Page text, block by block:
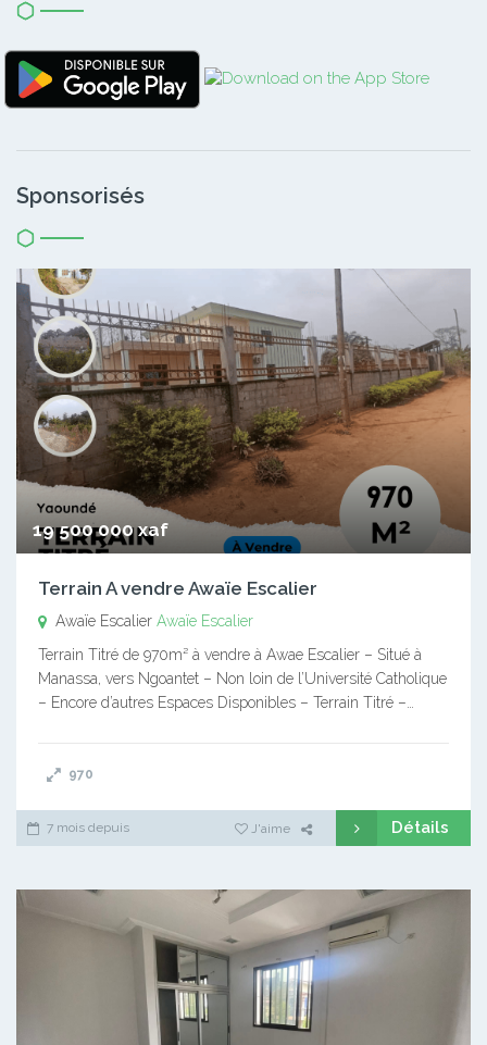
Sponsorisés
19 500 000 xaf
Terrain A vendre Awaïe Escalier
Awaïe Escalier Awaïe Escalier
Terrain Titré de 970m² à vendre à Awae Escalier – Situé à
Manassa, vers Ngoantet – Non loin de l’Université Catholique
– Encore d’autres Espaces Disponibles – Terrain Titré –…
970
7 mois depuis J'aime Détails